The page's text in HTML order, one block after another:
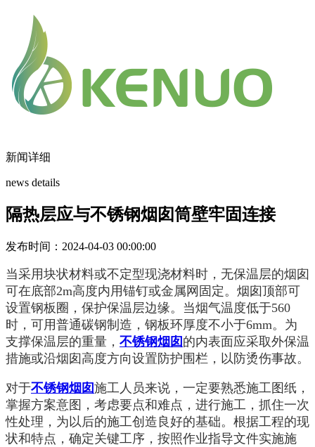
新闻详细
news details
隔热层应与不锈钢烟囱筒壁牢固连接
发布时间：2024-04-03 00:00:00
当采用块状材料或不定型现浇材料时，无保温层的烟囱
可在底部2m高度内用锚钉或金属网固定。烟囱顶部可
设置钢板圈，保护保温层边缘。当烟气温度低于560
时，可用普通碳钢制造，钢板环厚度不小于6mm。为
支撑保温层的重量， 不锈钢烟囱 的内表面应采取外保温
措施或沿烟囱高度方向设置防护围栏，以防烫伤事故。
对于不锈钢烟囱施工人员来说，一定要熟悉施工图纸，
掌握方案意图，考虑要点和难点，进行施工，抓住一次
性处理，为以后的施工创造良好的基础。根据工程的现
状和特点，确定关键工序，按照作业指导文件实施施